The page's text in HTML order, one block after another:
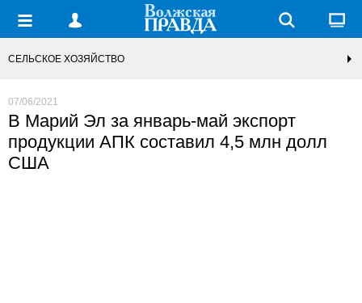
СЕЛЬСКОЕ ХОЗЯЙСТВО
07/06/2021
В Марий Эл за январь-май экспорт
продукции АПК составил 4,5 млн долл
США